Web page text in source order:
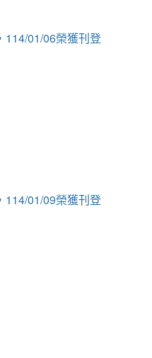
114/01/06榮獲刊登
114/01/09榮獲刊登